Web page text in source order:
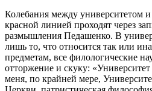
Колебания между университетом
красной линией проходят через
размышления Педашенко. В
лишь то, что относится так или
предметам, все филологические
отторжение и скуку:
меня, по крайней мере,